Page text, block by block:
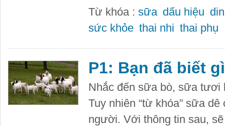
Từ khóa : sữa dấu hiệu
sức khỏe thai nhi thai phụ
P1: Bạn đã biết
Nhắc đến sữa bò, sữa tươi
Tuy nhiên “từ khóa” sữa
người. Với thông tin sau,